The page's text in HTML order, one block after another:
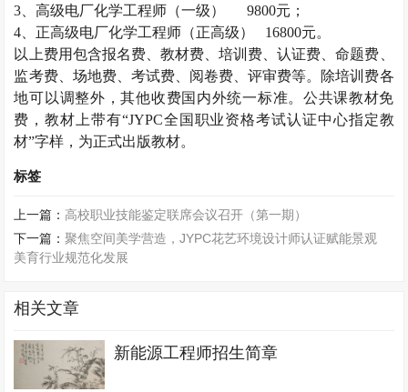
3 、高级电厂化学工程师（一级） 9800元；
4 、正高级电厂化学工程师（正高级） 16800元。
以上费用包含报名费、教材费、培训费、认证费、命题费、
监考费、场地费、考试费、阅卷费、评审费等。除培训费各
地可以调整外，其他收费国内外统一标准。公共课教材免
费，教材上带有“JYPC全国职业资格考试认证中心指定教
材”字样，为正式出版教材。
标签
上一篇： 高校职业技能鉴定联席会议召开（第一期）
下一篇：聚焦空间美学营造，JYPC花艺环境设计师认证赋能景观
美育行业规范化发展
相关文章
新能源工程师招生简章